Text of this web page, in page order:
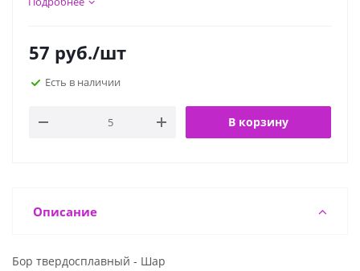
57 руб./шт
Есть в наличии
В корзину
Описание
Бор твердосплавный - Шар